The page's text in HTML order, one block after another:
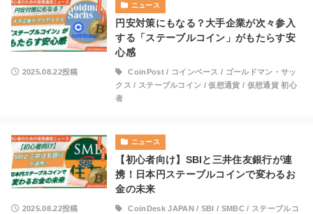
ニュース
円安対策にもなる？大手企業が次々参入
する「ステーブルコイン」がもたらす安
心感
2025.08.22投稿 CoinPost/ コインベース / ゴールドマン・サッ
クス / ステーブルコイン /仮想通貨 / 仮想通貨 初心
者
ニュース
【初心者向け】SBIと三井住友銀行が連
携！日本円ステーブルコインで変わるお
金の未来
2025.08.22投稿 CoinDesk JAPAN / SBI / SMBC / ステーブルコ